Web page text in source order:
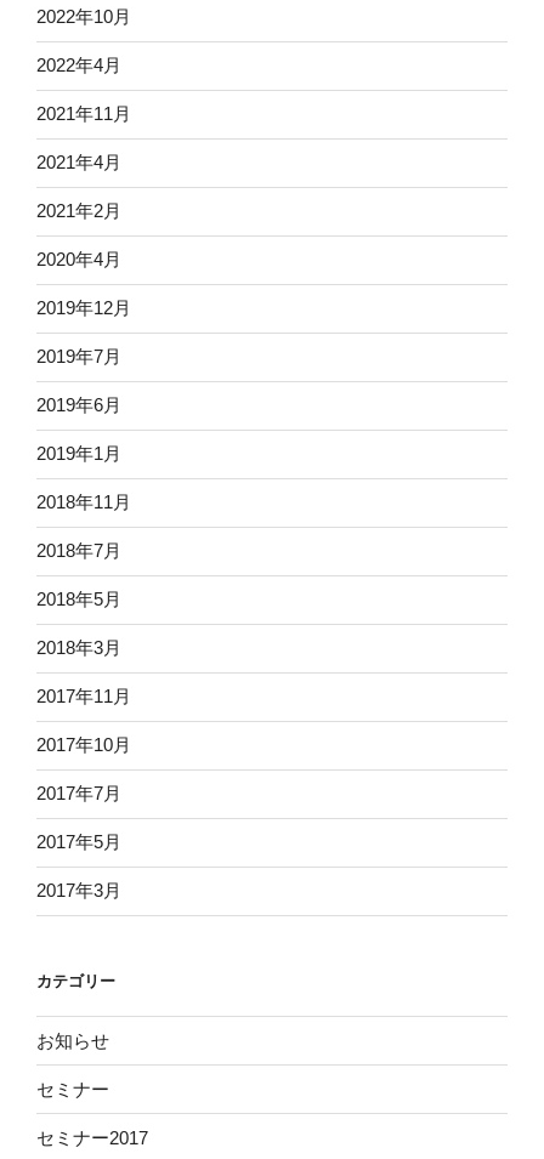
2022年10月
2022年4月
2021年11月
2021年4月
2021年2月
2020年4月
2019年12月
2019年7月
2019年6月
2019年1月
2018年11月
2018年7月
2018年5月
2018年3月
2017年11月
2017年10月
2017年7月
2017年5月
2017年3月
カテゴリー
お知らせ
セミナー
セミナー2017